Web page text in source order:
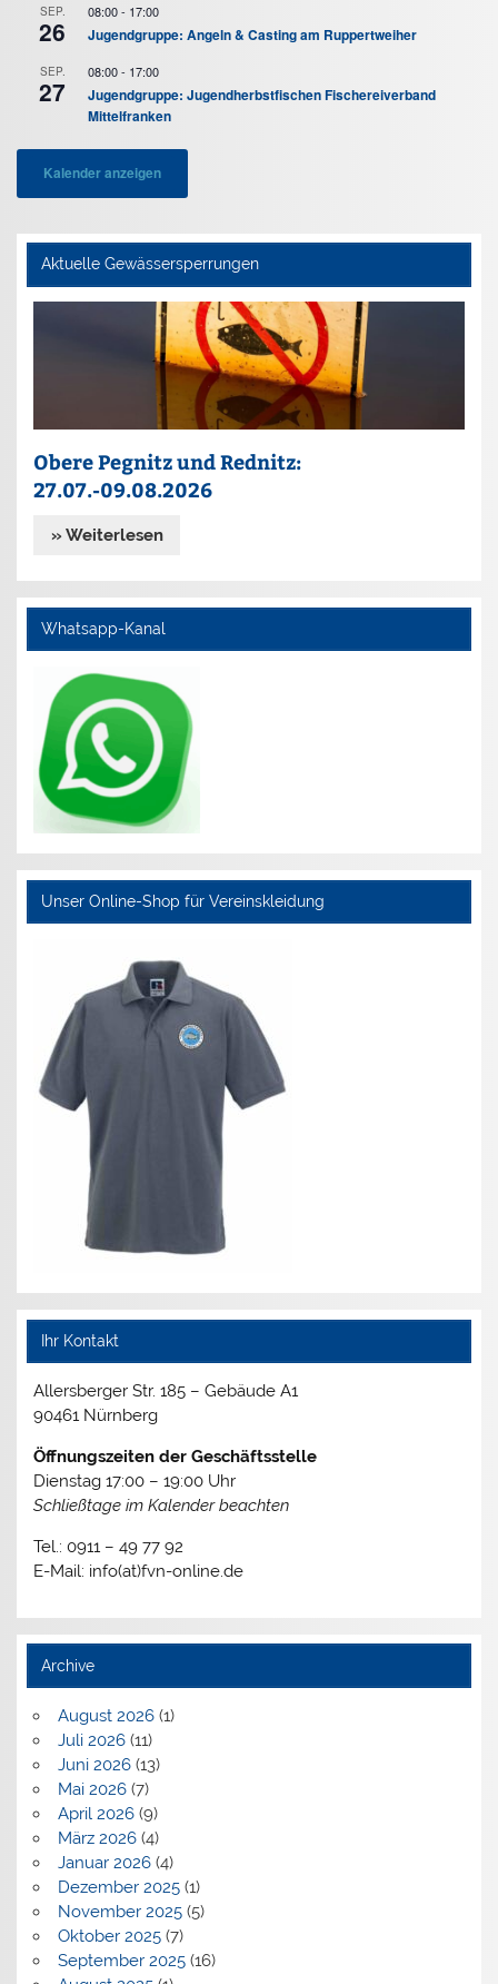
SEP.
26
08:00- 17:00
Jugendgruppe: Angeln & Casting am Ruppertweiher
SEP.
27
08:00- 17:00
Jugendgruppe: Jugendherbstfischen Fischereiverband
Mittelfranken
Kalender anzeigen
Aktuelle Gewässersperrungen
Obere Pegnitz und Rednitz:
27.07.-09.08.2026
» Weiterlesen
Whatsapp-Kanal
Unser Online-Shop für Vereinskleidung
Ihr Kontakt
Allersberger Str. 185 – Gebäude A1
90461 Nürnberg
Öffnungszeiten der Geschäftsstelle
Dienstag 17:00 – 19:00 Uhr
Schließtage im Kalender beachten
Tel.: 0911 – 49 77 92
E-Mail: info(at)fvn-online.de
Archive
August 2026(1)
Juli 2026(11)
Juni 2026(13)
Mai 2026(7)
April 2026(9)
März 2026(4)
Januar 2026(4)
Dezember 2025(1)
November 2025(5)
Oktober 2025(7)
September 2025(16)